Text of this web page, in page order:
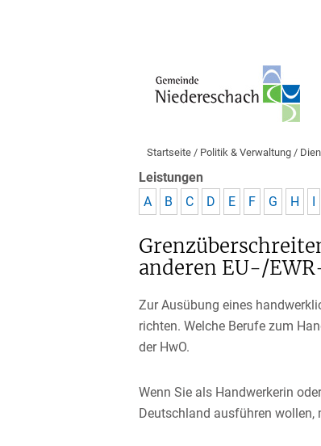
Startseite / Politik & Verwaltung /
Leistungen
A
B C D E F G H I
anderen EU-/
Zur Ausübung eines
richten. Welche Berufe zum
der HwO.
Wenn Sie als Handwerkerin
Deutschland ausführen wollen,